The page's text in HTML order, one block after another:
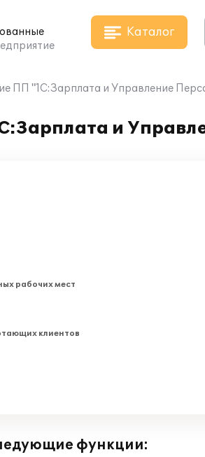
Каталог
ПП "1С:Зарплата и Управление
и
рабочих мест
клиентов
функции: